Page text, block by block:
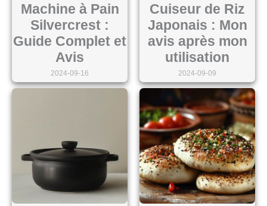
Machine à Pain
Silvercrest :
Guide Complet et
Avis
2024-09-16
Cuiseur de Riz
Japonais : Mon
avis après mon
utilisation
2024-09-09